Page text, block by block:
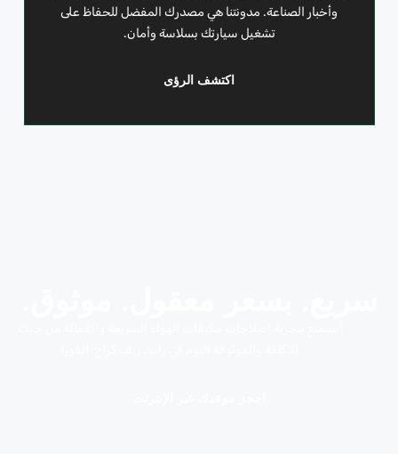
وأخبار الصناعة. مدونتنا هي مصدرك المفضل للحفاظ على
تشغيل سيارتك بسلاسة وأمان.
اكتشف الرؤى